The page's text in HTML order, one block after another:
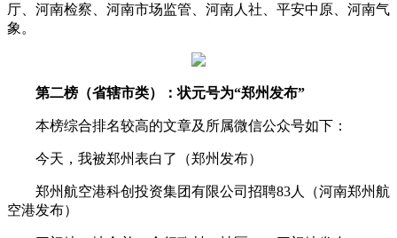
厅、河南检察、河南市场监管、河南人社、平安中原、河南气
象。
第二榜（省辖市类）：状元号为“郑州发布”
本榜综合排名较高的文章及所属微信公众号如下：
今天，我被郑州表白了（郑州发布）
郑州航空港科创投资集团有限公司招聘83人（河南郑州航
空港发布）